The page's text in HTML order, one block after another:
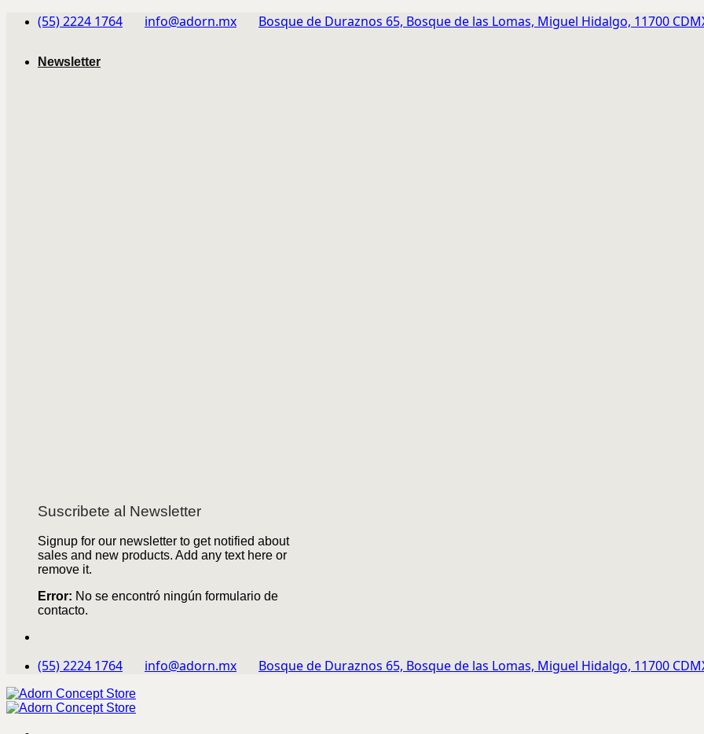
Skip
(55) 2224 1764 info@adorn.mx Bosque de Duraznos 65, Bosque de las Lomas, Miguel Hidalgo, 11700
Newsletter
Suscribete al Newsletter
Signup for our newsletter to get notified about
sales and new products. Add any text here or
remove it.
Error: No se encontró ningún formulario de
contacto.
(55) 2224 1764 info@adorn.mx Bosque de Duraznos 65, Bosque de las Lomas, Miguel Hidalgo, 11700